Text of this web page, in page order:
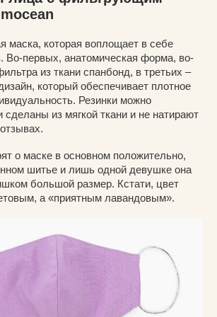
маска, которая воплощает в себе
Во-первых, анатомическая форма, во-
из ткани спанбонд, в третьих –
который обеспечивает плотное
Резинки можно
сделаны из мягкой ткани и не натирают
о маске в основном положительно,
шитье и лишь одной девушке она
большой размер. Кстати, цвет
а «приятным лавандовым».